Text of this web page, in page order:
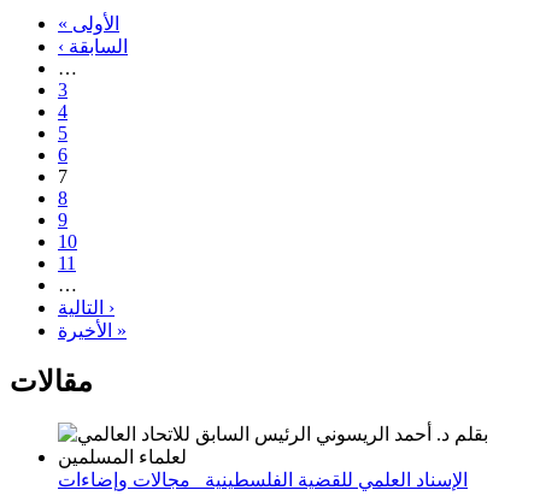
« الأولى
‹ السابقة
…
3
4
5
6
7
8
9
10
11
…
التالية ›
الأخيرة »
مقالات
الإسناد العلمي للقضية الفلسطينية_ مجالات وإضاءات